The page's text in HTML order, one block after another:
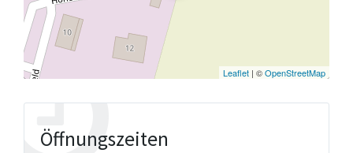
Leaflet | ©OpenStreetMap
Öffnungszeiten